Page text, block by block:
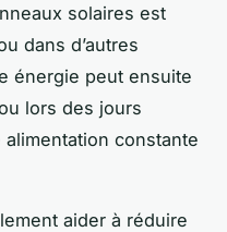
solaires est
dans d’autres
énergie peut ensuite
lors des jours
constante
aider à réduire